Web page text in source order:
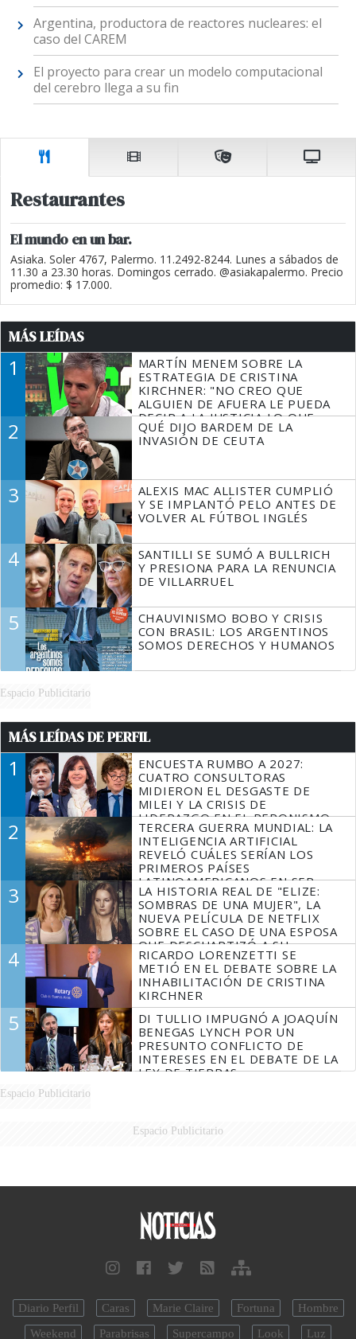
Argentina, productora de reactores nucleares: el
caso del CAREM
El proyecto para crear un modelo computacional
del cerebro llega a su fin
Restaurantes
El mundo en un bar.
Asiaka. Soler 4767, Palermo. 11.2492-8244. Lunes a sábados de
11.30 a 23.30 horas. Domingos cerrado. @asiakapalermo. Precio
promedio: $ 17.000.
MÁS LEÍDAS
1
MARTÍN MENEM SOBRE LA
ESTRATEGIA DE CRISTINA
KIRCHNER: "NO CREO QUE
ALGUIEN DE AFUERA LE PUEDA
DECIR A LA JUSTICIA LO QUE
TIENE QUE HACER"
2
QUÉ DIJO BARDEM DE LA
INVASIÓN DE CEUTA
3
ALEXIS MAC ALLISTER CUMPLIÓ
Y SE IMPLANTÓ PELO ANTES DE
VOLVER AL FÚTBOL INGLÉS
4
SANTILLI SE SUMÓ A BULLRICH
Y PRESIONA PARA LA RENUNCIA
DE VILLARRUEL
5
CHAUVINISMO BOBO Y CRISIS
CON BRASIL: LOS ARGENTINOS
SOMOS DERECHOS Y HUMANOS
Espacio Publicitario
MÁS LEÍDAS DE PERFIL
1
ENCUESTA RUMBO A 2027:
CUATRO CONSULTORAS
MIDIERON EL DESGASTE DE
MILEI Y LA CRISIS DE
LIDERAZGO EN EL PERONISMO
2
TERCERA GUERRA MUNDIAL: LA
INTELIGENCIA ARTIFICIAL
REVELÓ CUÁLES SERÍAN LOS
PRIMEROS PAÍSES
LATINOAMERICANOS EN SER
DERROTADOS
3
LA HISTORIA REAL DE "ELIZE:
SOMBRAS DE UNA MUJER", LA
NUEVA PELÍCULA DE NETFLIX
SOBRE EL CASO DE UNA ESPOSA
QUE DESCUARTIZÓ A SU
MARIDO
4
RICARDO LORENZETTI SE
METIÓ EN EL DEBATE SOBRE LA
INHABILITACIÓN DE CRISTINA
KIRCHNER
5
DI TULLIO IMPUGNÓ A JOAQUÍN
BENEGAS LYNCH POR UN
PRESUNTO CONFLICTO DE
INTERESES EN EL DEBATE DE LA
LEY DE TIERRAS
Espacio Publicitario
Espacio Publicitario
Diario Perfil Caras Marie Claire Fortuna
Hombre
Weekend
Parabrisas Supercampo Look Luz